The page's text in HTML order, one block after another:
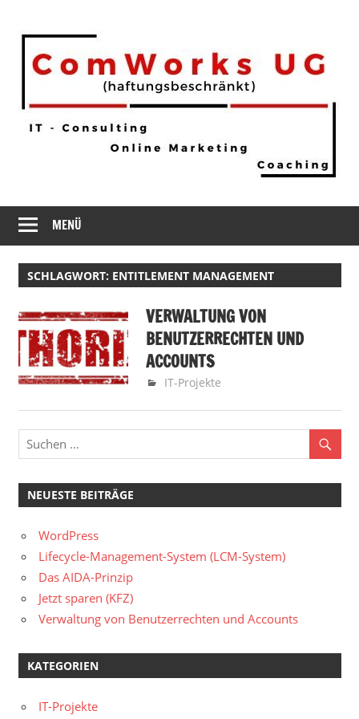
Inhalt
springen
ComWorks
UG
–
Consulting
MENÜ
SCHLAGWORT: ENTITLEMENT MANAGEMENT
VERWALTUNG VON
BENUTZERRECHTEN UND
ACCOUNTS
6. Januar 2020
Helmut
IT-Projekte
NEUESTE BEITRÄGE
WordPress
Lifecycle-Management-System (LCM-System)
Das AIDA-Prinzip
Jetzt sparen (KFZ)
Verwaltung von Benutzerrechten und Accounts
KATEGORIEN
IT-Projekte